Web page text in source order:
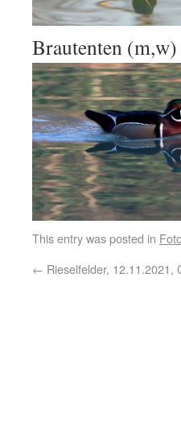
Brautenten
This entry was posted in
← Rieselfelder, 12.11.2021,